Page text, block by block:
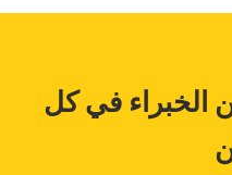
الخبراء في كل